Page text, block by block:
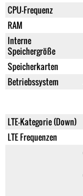
CPU-Frequenz
RAM
Interne
Speichergröße
Speicherkarten
Betriebssystem
LTE-Kategorie (Down)
LTE Frequenzen